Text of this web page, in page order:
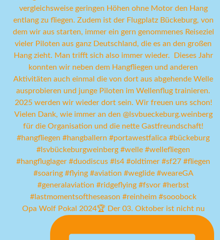
Opa Wolf Pokal 2024🏆 Der 03. Oktober ist nicht nu